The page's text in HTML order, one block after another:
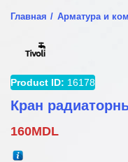
Главная Арматура и
Product ID: 16178
Кран
160MDL